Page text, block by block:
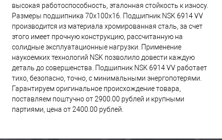
высокая работоспособность, эталонная стойкость к износу.
Размеры подшипника 70x100x16. Подшипник NSK 6914 VV
производится из материала хромированная сталь, за счет
этого имеет прочную конструкцию, рассчитанную на
солидные эксплуатационные нагрузки. Применение
наукоемких технологий NSK позволило довести каждую
деталь до совершенства. Подшипник NSK 6914 VV работает
тихо, безопасно, точно, с минимальными энергопотерями.
Гарантируем оригинальное происхождение товара,
поставляем поштучно от 2900.00 рублей и крупными
партиями, цена от 2400.00 рублей.